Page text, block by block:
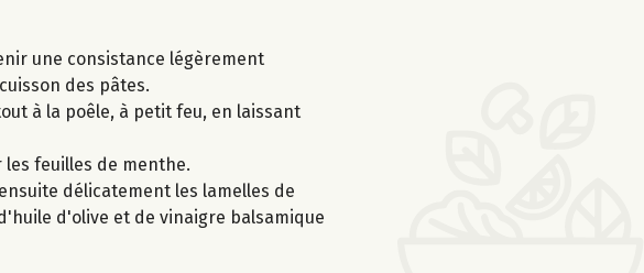
une consistance légèrement
des pâtes.
à la poêle, à petit feu, en laissant
les feuilles de menthe.
délicatement les lamelles de
d'olive et de vinaigre balsamique